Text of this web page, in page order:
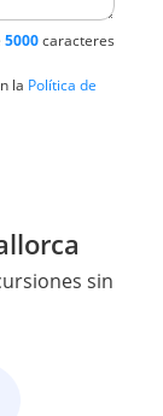
5000caracteres
la Política de
sin